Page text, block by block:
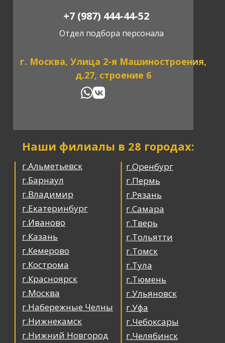
г.Оренбург
г.Пермь
г.Рязань
г.Самара
г.Тверь
г.Тольятти
г.Томск
г.Тула
г.Тюмень
г.Ульяновск
г.Уфа
г.Чебоксары
г.Челябинск
г.Альметьевск
г.Барнаул
г.Владимир
г.Екатеринбург
г.Иваново
г.Казань
г.Кемерово
г.Кострома
г.Красноярск
г.Москва
г.Набережные Челны
г.Нижнекамск
г.Нижний Новгород
Наши филиалы в 28 городах:
Отдел подбора персонала
+7 (987) 444-44-52
г. Москва, Улица 2-я Машиностроения,
д.27, строение 6